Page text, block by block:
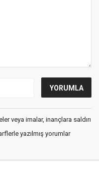
veya imalar, inançlara saldırı
yazılmış yorumlar